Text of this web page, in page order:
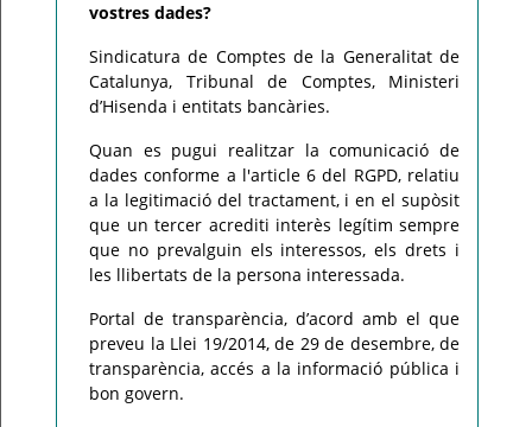
vostres dades?
Sindicatura de Comptes de la Generalitat de
Catalunya, Tribunal de Comptes, Ministeri
d’Hisenda i entitats bancàries.
Quan es pugui realitzar la comunicació de
dades conforme a l'article 6 del RGPD, relatiu
a la legitimació del tractament, i en el supòsit
que un tercer acrediti interès legítim sempre
que no prevalguin els interessos, els drets i
les llibertats de la persona interessada.
Portal de transparència, d’acord amb el que
preveu la Llei 19/2014, de 29 de desembre, de
transparència, accés a la informació pública i
bon govern.